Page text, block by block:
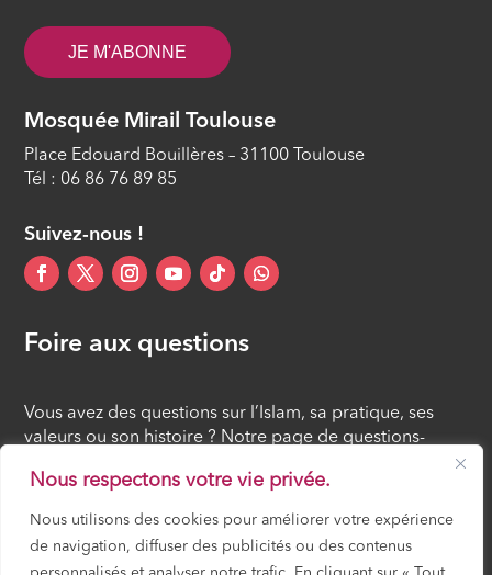
Nous respectons votre vie privée.
Nous utilisons des cookies pour améliorer votre expérience
de navigation, diffuser des publicités ou des contenus
JE M'ABONNE
Mosquée Mirail Toulouse
Place Edouard Bouillères – 31100 Toulouse
Tél : 06 86 76 89 85
Suivez-nous !
Foire aux questions
Vous avez des questions sur l’Islam, sa pratique, ses
valeurs ou son histoire ? Notre page de questions-
réponses rassemble des réponses claires et accessibles
à tous, croyants ou simples curieux.
FOIRE AUX QUESTIONS